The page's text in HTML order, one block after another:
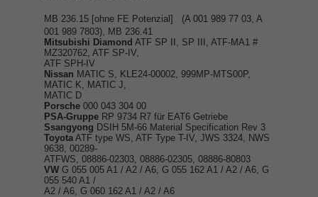
MB 236.15 [ohne FE Potenzial]
(A 001 989 77 03, A
001 989 7803), MB 236.41
Mitsubishi Diamond ATF SP II, SP III, ATF-MA1 #
MZ320762, ATF SP-IV,
ATF SPH-IV
Nissan MATIC S, KLE24-00002, 999MP-MTS00P,
MATIC K, MATIC J,
MATIC D
Porsche 000 043 304 00
PSA-Gruppe RP 9734 R7 für EAT6 Getriebe
Ssangyong DSIH 5M-66 Material Specification Rev 3
Toyota ATF type WS, ATF Type T-IV, JWS 3324, NWS
9638, 00289-
ATFWS, 08886-02303, 08886-02305, 08886-80803
VW G 055 005 A1 / A2 / A6, G 055 162 A1 / A2 / A6, G
055 540 A1 /
A2 / A6, G 060 162 A1 / A2 / A6